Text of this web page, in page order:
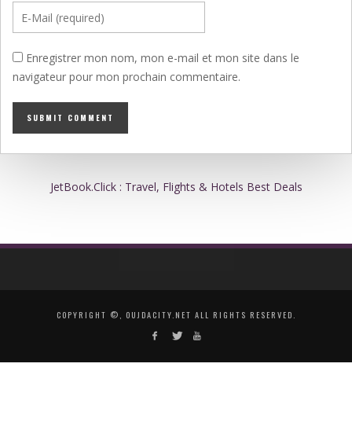
Enregistrer mon nom, mon e-mail et mon site dans le
navigateur pour mon prochain commentaire.
JetBook.Click : Travel, Flights & Hotels Best Deals
COPYRIGHT ©, OUJDACITY.NET ALL RIGHTS RESERVED.